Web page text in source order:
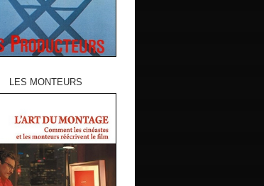
LES MONTEURS